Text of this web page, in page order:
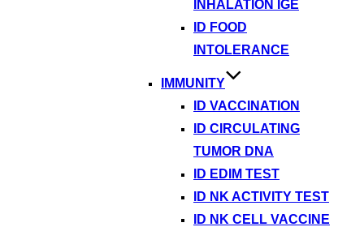
INHALATION IGE
ID FOOD
INTOLERANCE
IMMUNITY
ID VACCINATION
ID CIRCULATING
TUMOR DNA
ID EDIM TEST
ID NK ACTIVITY TEST
ID NK CELL VACCINE